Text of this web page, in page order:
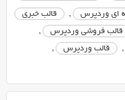
ای وردپرس ,
قالب خبری
قالب فروشی وردپرس
,
, قالب وردپرس
,